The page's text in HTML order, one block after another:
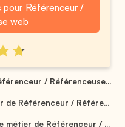
pour Référenceur /
web
/ Référenceuse...
de Référenceur / Référe...
métier de Référenceur / ...